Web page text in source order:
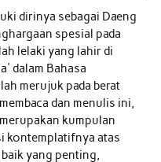
dirinya sebagai Daeng
spesial pada
lelaki yang lahir di
dalam Bahasa
merujuk pada berat
dan menulis ini,
kumpulan
kontemplatifnya atas
yang penting,